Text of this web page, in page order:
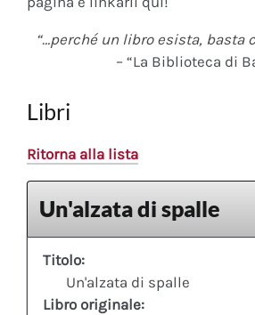
“…perché un libro esista, basta
– “La Biblioteca di
Libri
Ritorna alla lista
Un'alzata di spalle
Titolo:
Un'alzata di spalle
Libro originale: